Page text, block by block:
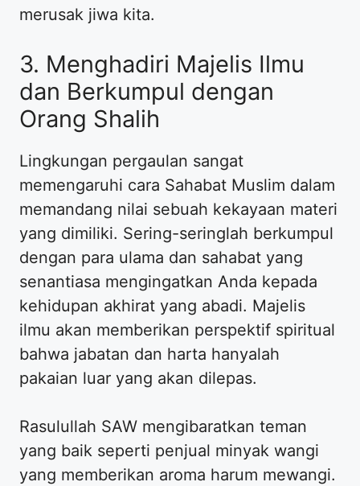
merusak jiwa kita.
3. Menghadiri Majelis Ilmu
dan Berkumpul dengan
Orang Shalih
Lingkungan pergaulan sangat
memengaruhi cara Sahabat Muslim dalam
memandang nilai sebuah kekayaan materi
yang dimiliki. Sering-seringlah berkumpul
dengan para ulama dan sahabat yang
senantiasa mengingatkan Anda kepada
kehidupan akhirat yang abadi. Majelis
ilmu akan memberikan perspektif spiritual
bahwa jabatan dan harta hanyalah
pakaian luar yang akan dilepas.
Rasulullah SAW mengibaratkan teman
yang baik seperti penjual minyak wangi
yang memberikan aroma harum mewangi.